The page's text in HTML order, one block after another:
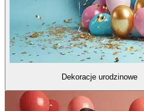
Dekoracje urodzinowe